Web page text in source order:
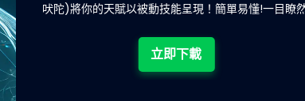
吠陀)將你的天賦以被動技能呈現！簡單易懂!一目瞭
立即下載